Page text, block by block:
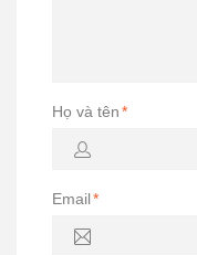
Họ và tên*
Email*